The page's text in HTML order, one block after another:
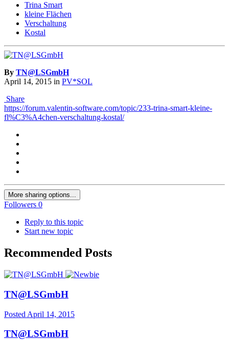
Trina Smart
kleine Flächen
Verschaltung
Kostal
By TN@LSGmbH
April 14, 2015 in PV*SOL
Share
https://forum.valentin-software.com/topic/233-trina-smart-kleine-
fl%C3%A4chen-verschaltung-kostal/
More sharing options...
Followers 0
Reply to this topic
Start new topic
Recommended Posts
TN@LSGmbH
Posted April 14, 2015
TN@LSGmbH